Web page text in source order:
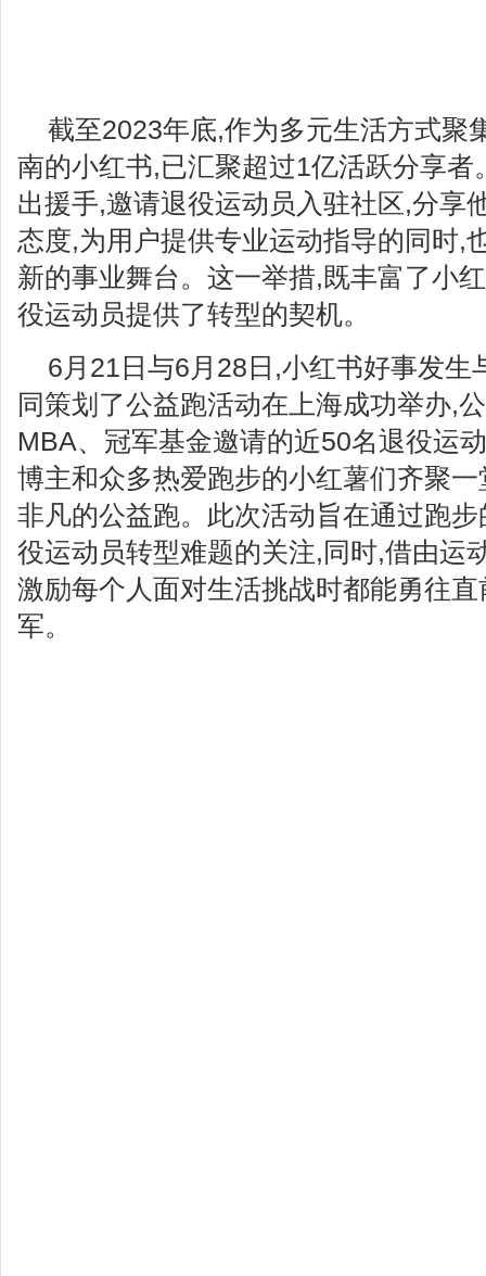
截至2023年底,作为多元生活方式聚
南的小红书,已汇聚超过1亿活跃分享者
出援手,邀请退役运动员入驻社区,分享
态度,为用户提供专业运动指导的同时,
新的事业舞台。这一举措,既丰富了小
役运动员提供了转型的契机。
6月21日与6月28日,小红书好事发生
同策划了公益跑活动在上海成功举办,
MBA、冠军基金邀请的近50名退役运
博主和众多热爱跑步的小红薯们齐聚
非凡的公益跑。此次活动旨在通过跑
役运动员转型难题的关注,同时,借由运
激励每个人面对生活挑战时都能勇往
军。